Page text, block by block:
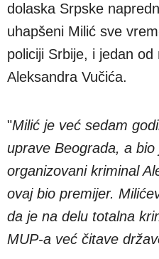
dolaska Srpske
uhapšeni Milić sve
policiji Srbije, i jedan
Aleksandra Vučića.
"Milić je već sedam
uprave Beograda, a
organizovani kriminal
ovaj bio premijer.
da je na delu totalna
MUP-a već čitave